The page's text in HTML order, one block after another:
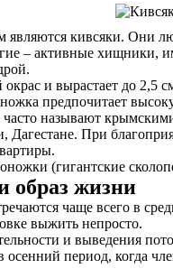
кивсяки. Они
– активные хищники,
и вырастает до 2,5
предпочитает
называют
Дагестане. При
(гигантские
образ жизни
чаще всего в
выжить непросто.
и выведения
период, когда